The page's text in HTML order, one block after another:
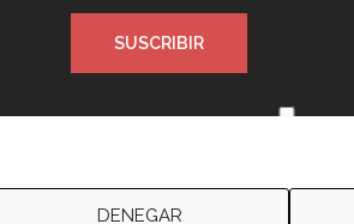
DENEGAR
condiciones